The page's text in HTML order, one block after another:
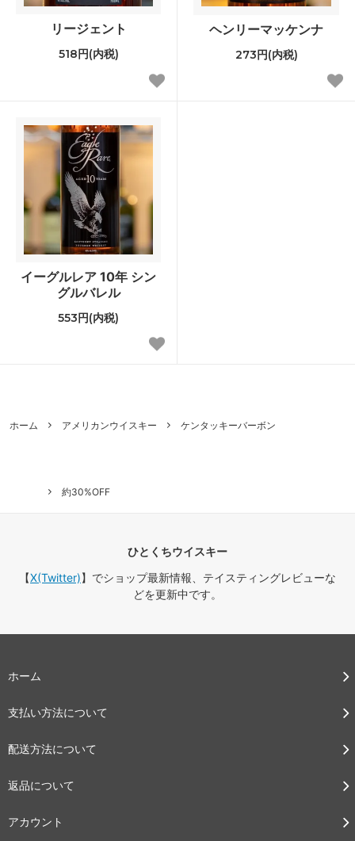
リージェント
518円(内税)
ヘンリーマッケンナ
273円(内税)
イーグルレア 10年 シン
グルバレル
553円(内税)
ホーム アメリカンウイスキー ケンタッキーバーボン
約30%OFF
ひとくちウイスキー
【X(Twitter)】でショップ最新情報、テイスティングレビューな
どを更新中です。
ホーム
支払い方法について
配送方法について
返品について
アカウント